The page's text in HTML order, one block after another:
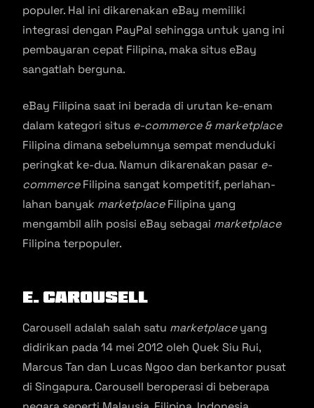
populer. Hal ini dikarenakan eBay memiliki
integrasi dengan PayPal sehingga untuk yang ini
pembayaran cepat Filipina, maka situs eBay
sangatlah berguna.
eBay Filipina saat ini berada di urutan ke-enam
dalam kategori situs e-commerce & marketplace
Filipina dimana sebelumnya sempat menduduki
peringkat ke-dua. Namun dikarenakan pasar e-
commerceFilipina sangat kompetitif, perlahan-
lahan banyak marketplaceFilipina yang
mengambil alih posisi eBay sebagai marketplace
Filipina terpopuler.
E. Carousell
Carousell adalah salah satu marketplaceyang
didirikan pada 14 mei 2012 oleh Quek Siu Rui,
Marcus Tan dan Lucas Ngoo dan berkantor pusat
di Singapura. Carousell beroperasi di beberapa